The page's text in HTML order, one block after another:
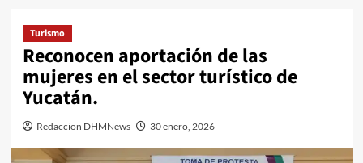
Turismo
Reconocen aportación de las
mujeres en el sector turístico de
Yucatán.
Redaccion DHMNews 30 enero, 2026